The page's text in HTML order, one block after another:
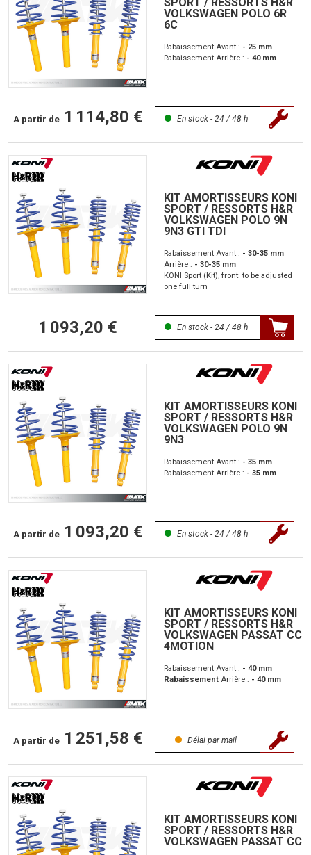
SPORT / RESSORTS H&R
VOLKSWAGEN POLO 6R
6C
Rabaissement Avant : - 25 mm
Rabaissement Arrière : - 40 mm
A partir de 1 114,80 € En stock - 24 / 48 h
KIT AMORTISSEURS KONI
SPORT / RESSORTS H&R
VOLKSWAGEN POLO 9N
9N3 GTI TDI
Rabaissement Avant : - 30-35 mm
Arrière : - 30-35 mm
KONI Sport (Kit), front: to be adjusted
one full turn
1 093,20 € En stock - 24 / 48 h
KIT AMORTISSEURS KONI
SPORT / RESSORTS H&R
VOLKSWAGEN POLO 9N
9N3
Rabaissement Avant : - 35 mm
Rabaissement Arrière : - 35 mm
A partir de 1 093,20 € En stock - 24 / 48 h
KIT AMORTISSEURS KONI
SPORT / RESSORTS H&R
VOLKSWAGEN PASSAT CC
4MOTION
Rabaissement Avant : - 40 mm
Rabaissement Arrière : - 40 mm
A partir de 1 251,58 € Délai par mail
KIT AMORTISSEURS KONI
SPORT / RESSORTS H&R
VOLKSWAGEN PASSAT CC